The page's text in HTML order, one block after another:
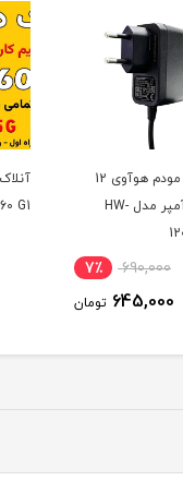
آنلاک مودم ایرانسل TF-
i60 G1 ( از راه دور )
1,500,000
1,395,000